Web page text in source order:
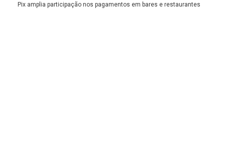
Pix amplia participação nos pagamentos em bares e restaurantes